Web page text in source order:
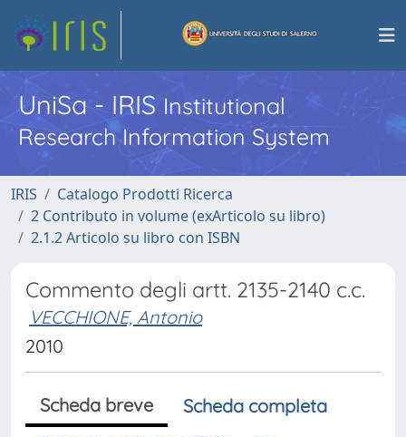
UniSa - IRISInstitutional
Research Information System
IRIS
Catalogo Prodotti Ricerca
2 Contributo in volume (exArticolo su libro)
2.1.2 Articolo su libro con ISBN
Commento degli artt. 2135-2140 c.c.
VECCHIONE, Antonio
2010
Scheda breve
Scheda completa